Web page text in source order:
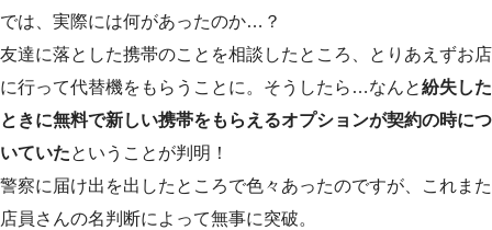
では、実際には何があったのか…？
友達に落とした携帯のことを相談したところ、とりあえずお店
に行って代替機をもらうことに。そうしたら…なんと紛失した
ときに無料で新しい携帯をもらえるオプションが契約の時につ
いていたということが判明！
警察に届け出を出したところで色々あったのですが、これまた
店員さんの名判断によって無事に突破。